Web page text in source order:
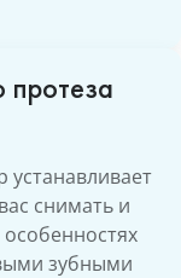
протеза
устанавливает
снимать и
особенностях
зубными